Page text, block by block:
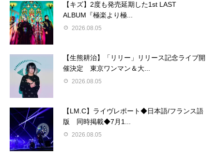
【キズ】2度も発売延期した1st LAST
ALBUM『極楽より極...
2026.08.05
【生熊耕治】「リリー」リリース記念ライブ開
催決定 東京ワンマン＆大...
2026.08.05
【LM.C】ライヴレポート◆日本語/フランス語
版 同時掲載◆7月1...
2026.08.05